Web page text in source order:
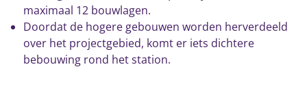
maximaal 12 bouwlagen.
Doordat de hogere gebouwen worden herverdeeld
over het projectgebied, komt er iets dichtere
bebouwing rond het station.